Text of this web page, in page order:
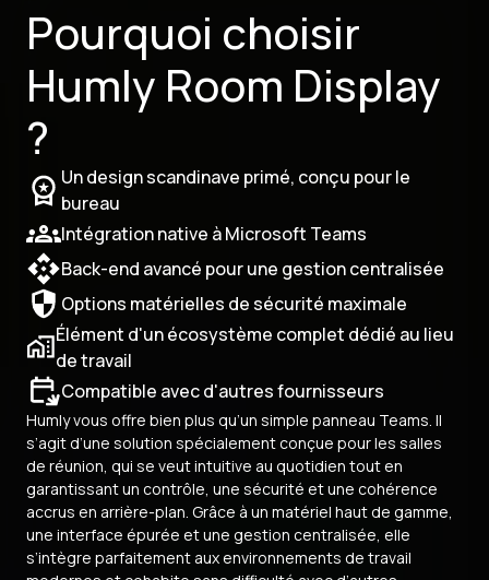
Pourquoi choisir
Humly Room Display
?
Un design scandinave primé, conçu pour le
bureau
Intégration native à Microsoft Teams
Back-end avancé pour une gestion centralisée
Options matérielles de sécurité maximale
Élément d'un écosystème complet dédié au lieu
de travail
Compatible avec d'autres fournisseurs
Humly vous offre bien plus qu’un simple panneau Teams. Il
s’agit d’une solution spécialement conçue pour les salles
de réunion, qui se veut intuitive au quotidien tout en
garantissant un contrôle, une sécurité et une cohérence
accrus en arrière-plan. Grâce à un matériel haut de gamme,
une interface épurée et une gestion centralisée, elle
s’intègre parfaitement aux environnements de travail